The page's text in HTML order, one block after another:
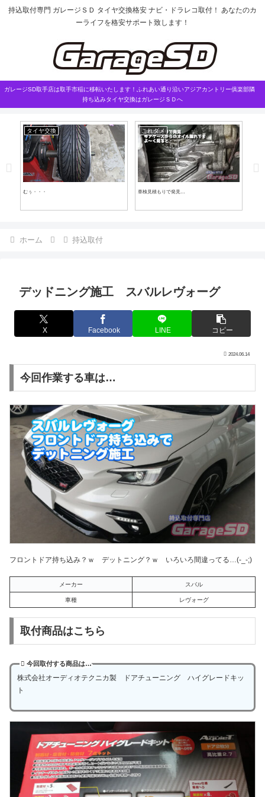
持込取付専門 ガレージＳＤ タイヤ交換格安 ナビ・ドラレコ取付！ あなたのカ
ーライフを格安サポート致します！
ガレージSD取手店は取手市稲に移転いたします！ふれあい通り沿いアジアカントリー俱楽部隣
持ち込みタイヤ交換はガレージＳＤへ
タイヤ交換
むぅ・・・
これダメ
車検見積もりで発見…
ホーム 持込取付
デッドニング施工 スバルレヴォーグ
X Facebook LINE コピー
2024.06.14
今回作業する車は…
フロントドア持ち込み？ｗ デットニング？ｗ いろいろ間違ってる…(-_-;)
メーカー スバル
車種 レヴォーグ
取付商品はこちら
今回取付する商品は…
株式会社オーディオテクニカ製 ドアチューニング ハイグレードキッ
ト